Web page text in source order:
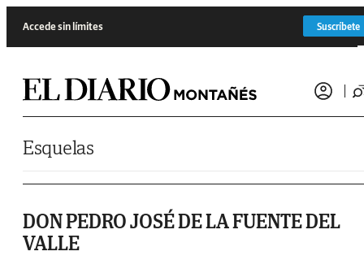
Accede sin límites Suscríbete
Esquelas
DON PEDRO JOSÉ DE LA FUENTE DEL
VALLE